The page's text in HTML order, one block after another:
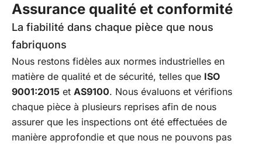
Assurance qualité et conformité
La fiabilité dans chaque pièce que nous
fabriquons
Nous restons fidèles aux normes industrielles en
matière de qualité et de sécurité, telles que ISO
9001:2015 et AS9100. Nous évaluons et vérifions
chaque pièce à plusieurs reprises afin de nous
assurer que les inspections ont été effectuées de
manière approfondie et que nous ne pouvons pas